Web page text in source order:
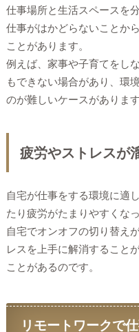
仕事場所と生活スペースを
仕事がはかどらないことか
ことがあります。
例えば、家事や子育てをし
もできない場合があり、環
のが難しいケースがあります
疲労やストレスが
自宅が仕事をする環境に適
たり疲労がたまりやすくな
自宅でオンオフの切り替え
レスを上手に解消すること
ことがあるのです。
リモートワークで